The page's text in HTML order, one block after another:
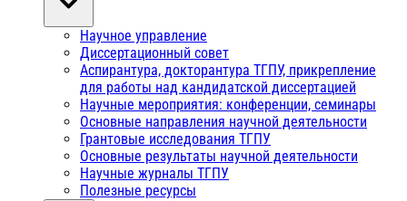
Научное управление
Диссертационный совет
Аспирантура, докторантура ТГПУ, прикрепление
для работы над кандидатской диссертацией
Научные мероприятия: конференции, семинары
Основные направления научной деятельности
Грантовые исследования ТГПУ
Основные результаты научной деятельности
Научные журналы ТГПУ
Полезные ресурсы